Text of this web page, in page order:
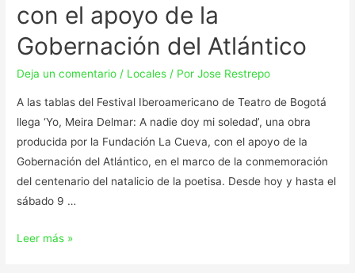
con el apoyo de la
Gobernación del Atlántico
Deja un comentario / Locales / PorJose Restrepo
A las tablas del Festival Iberoamericano de Teatro de Bogotá
llega ‘Yo, Meira Delmar: A nadie doy mi soledad’, una obra
producida por la Fundación La Cueva, con el apoyo de la
Gobernación del Atlántico, en el marco de la conmemoración
del centenario del natalicio de la poetisa. Desde hoy y hasta el
sábado 9 …
Leer más »